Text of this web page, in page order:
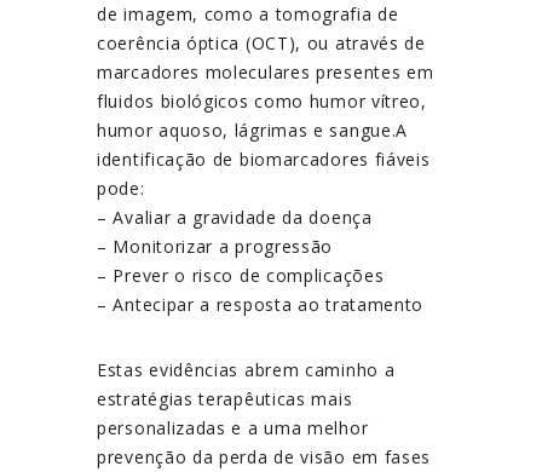
de imagem, como a tomografia de
coerência óptica (OCT), ou através de
marcadores moleculares presentes em
fluidos biológicos como humor vítreo,
humor aquoso, lágrimas e sangue.A
identificação de biomarcadores fiáveis
pode:
– Avaliar a gravidade da doença
– Monitorizar a progressão
– Prever o risco de complicações
– Antecipar a resposta ao tratamento
Estas evidências abrem caminho a
estratégias terapêuticas mais
personalizadas e a uma melhor
prevenção da perda de visão em fases